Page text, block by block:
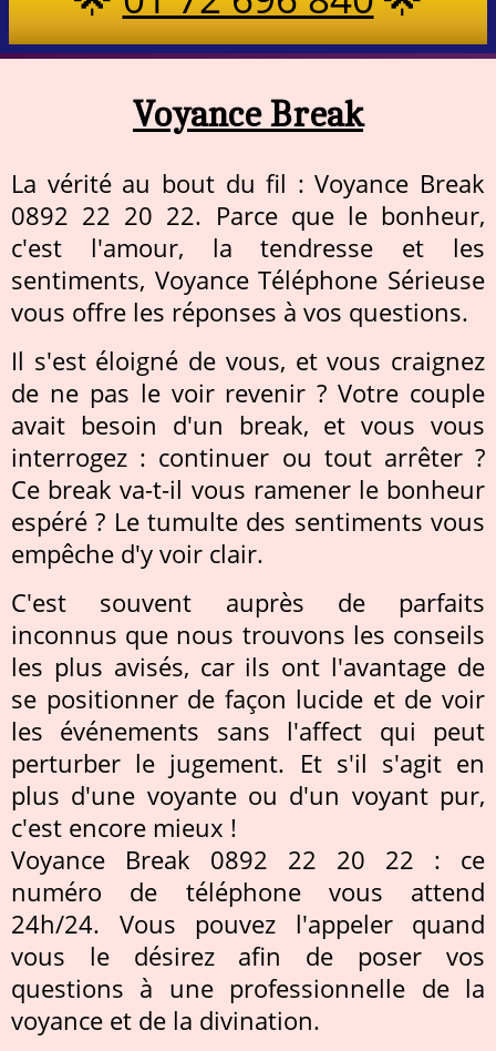
Voyance Break
La vérité au bout du fil : Voyance Break
0892 22 20 22. Parce que le bonheur,
c'est l'amour, la tendresse et les
sentiments, Voyance Téléphone Sérieuse
vous offre les réponses à vos questions.
Il s'est éloigné de vous, et vous craignez
de ne pas le voir revenir ? Votre couple
avait besoin d'un break, et vous vous
interrogez : continuer ou tout arrêter ?
Ce break va-t-il vous ramener le bonheur
espéré ? Le tumulte des sentiments vous
empêche d'y voir clair.
C'est souvent auprès de parfaits
inconnus que nous trouvons les conseils
les plus avisés, car ils ont l'avantage de
se positionner de façon lucide et de voir
les événements sans l'affect qui peut
perturber le jugement. Et s'il s'agit en
plus d'une voyante ou d'un voyant pur,
c'est encore mieux !
Voyance Break 0892 22 20 22 : ce
numéro de téléphone vous attend
24h/24. Vous pouvez l'appeler quand
vous le désirez afin de poser vos
questions à une professionnelle de la
voyance et de la divination.